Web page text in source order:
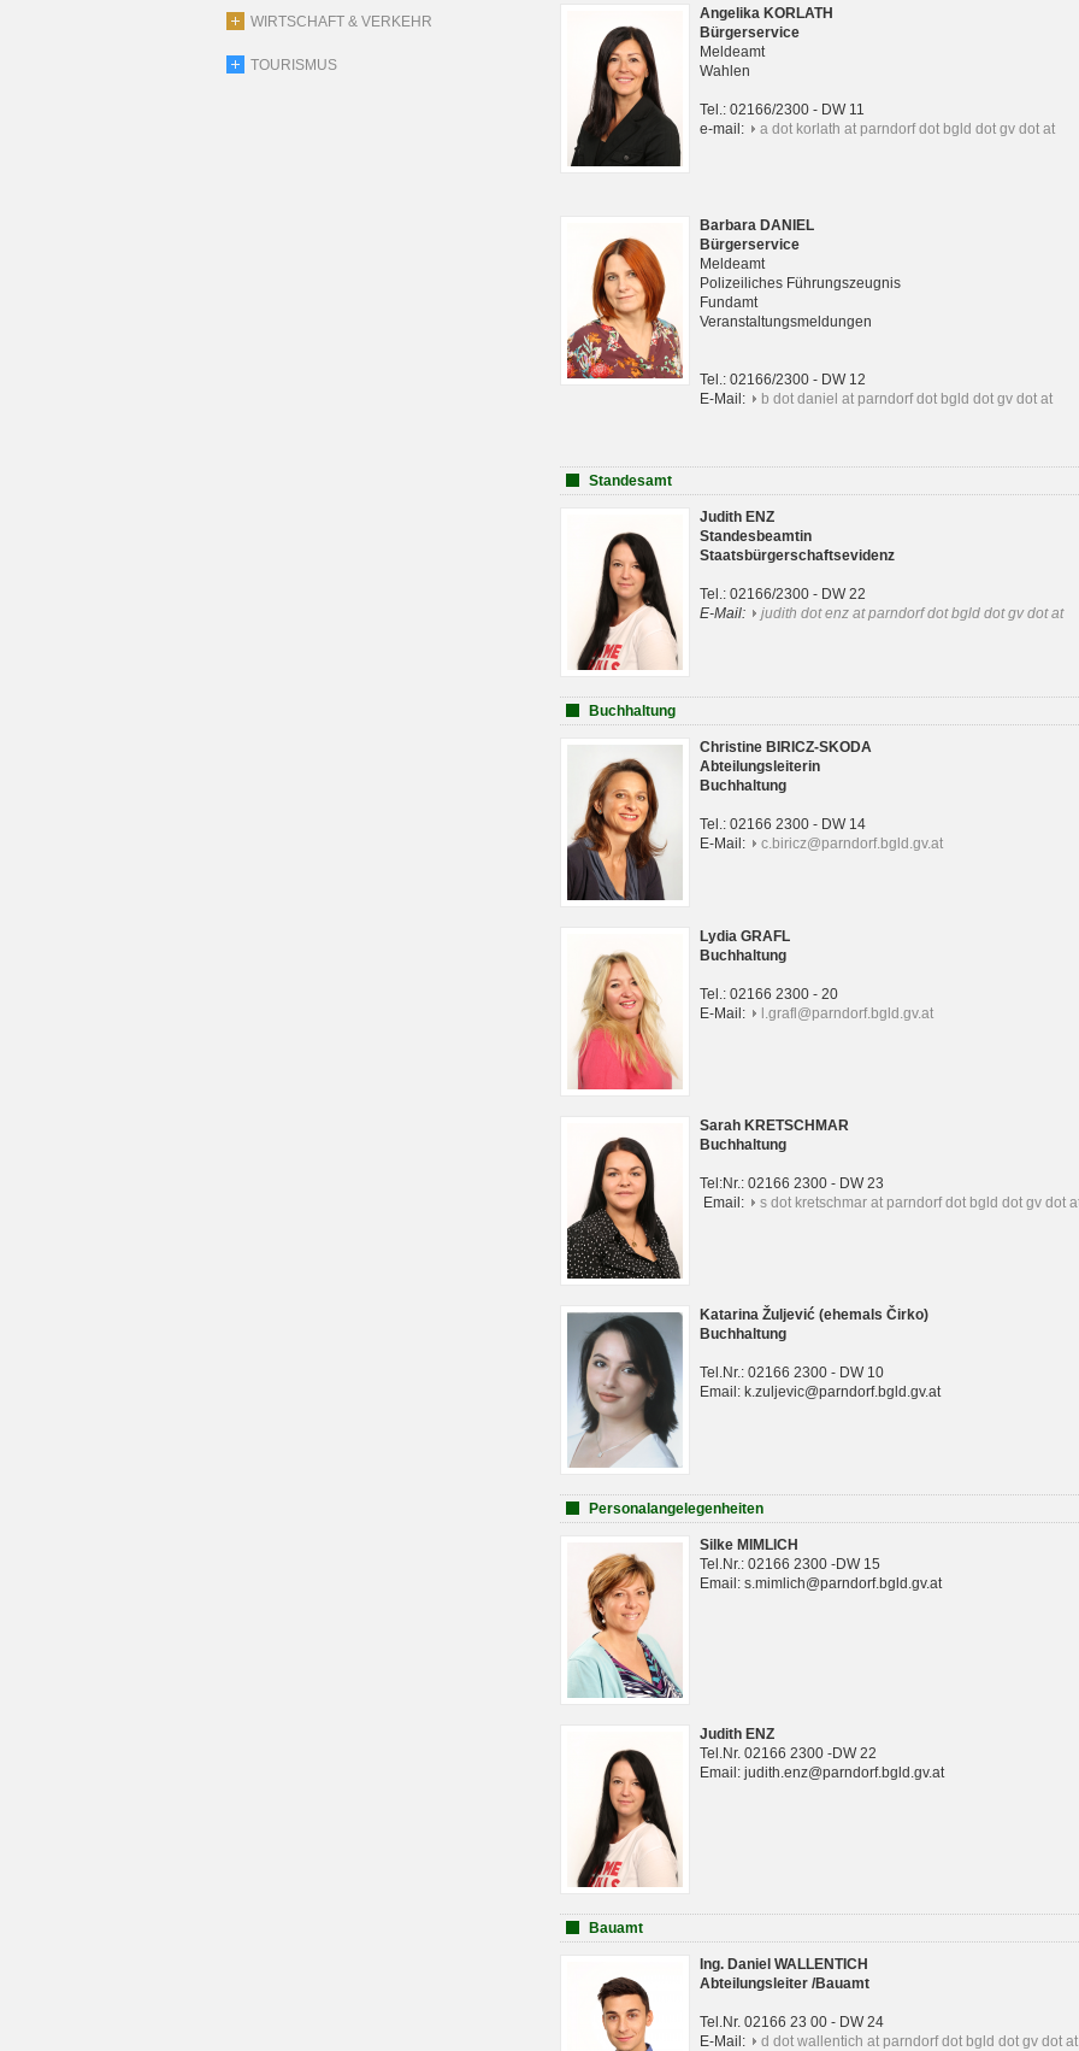
WIRTSCHAFT & VERKEHR
TOURISMUS
Angelika KORLATH
Bürgerservice
Meldeamt
Wahlen
Tel.: 02166/2300 - DW 11
e-mail:
a dot korlath at parndorf dot bgld dot gv dot at
Barbara DANIEL
Bürgerservice
Meldeamt
Polizeiliches Führungszeugnis
Fundamt
Veranstaltungsmeldungen
Tel.: 02166/2300 - DW 12
E-Mail:
b dot daniel at parndorf dot bgld dot gv dot at
Standesamt
Judith ENZ
Standesbeamtin
Staatsbürgerschaftsevidenz
Tel.: 02166/2300 - DW 22
E-Mail:
judith dot enz at parndorf dot bgld dot gv dot at
Buchhaltung
Christine BIRICZ-SKODA
Abteilungsleiterin
Buchhaltung
Tel.: 02166 2300 - DW 14
E-Mail:
c.biricz@parndorf.bgld.gv.at
Lydia GRAFL
Buchhaltung
Tel.: 02166 2300 - 20
E-Mail:
l.grafl@parndorf.bgld.gv.at
Sarah KRETSCHMAR
Buchhaltung
Tel:Nr.: 02166 2300 - DW 23
Email:
s dot kretschmar at parndorf dot bgld dot gv dot
Katarina Žuljević (ehemals Čirko)
Buchhaltung
Tel.Nr.: 02166 2300 - DW 10
Email: k.zuljevic@parndorf.bgld.gv.at
Personalangelegenheiten
Silke MIMLICH
Tel.Nr.: 02166 2300 -DW 15
Email: s.mimlich@parndorf.bgld.gv.at
Judith ENZ
Tel.Nr. 02166 2300 -DW 22
Email: judith.enz@parndorf.bgld.gv.at
Bauamt
Ing. Daniel WALLENTICH
Abteilungsleiter /Bauamt
Tel.Nr. 02166 23 00 - DW 24
E-Mail:
d dot wallentich at parndorf dot bgld dot gv dot at